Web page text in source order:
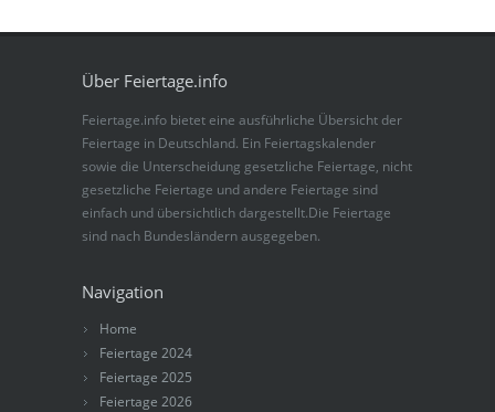
Über Feiertage.info
Feiertage.info bietet eine ausführliche Übersicht der
Feiertage in Deutschland. Ein Feiertagskalender
sowie die Unterscheidung gesetzliche Feiertage, nicht
gesetzliche Feiertage und andere Feiertage sind
einfach und übersichtlich dargestellt.Die Feiertage
sind nach Bundesländern ausgegeben.
Navigation
Home
Feiertage 2024
Feiertage 2025
Feiertage 2026